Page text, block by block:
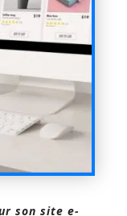
son site e-